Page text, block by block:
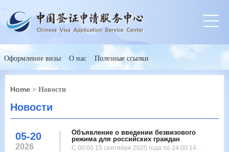
Оформление визы О нас Полезные ссылки
Home > Новости
Новости
05-20
2026
Объявление о введении безвизового
режима для российских граждан
С 00:00 15 сентября 2025 года по 24:00 14